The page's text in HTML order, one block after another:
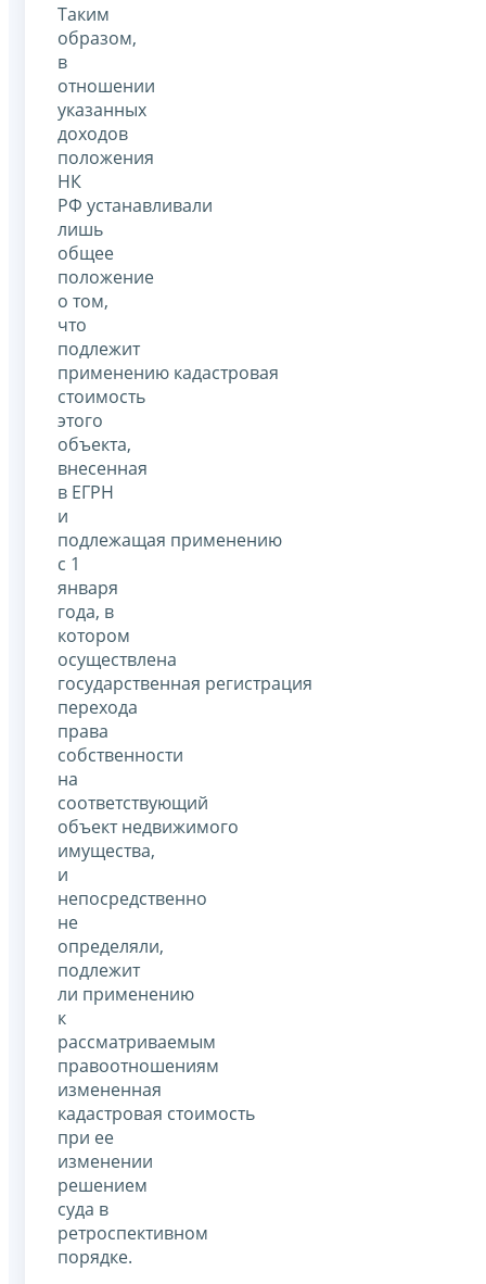
Таким
образом,
в
отношении
указанных
доходов
положения
НК
РФ устанавливали
лишь
общее
положение
о том,
что
подлежит
применению кадастровая
стоимость
этого
объекта,
внесенная
в ЕГРН
и
подлежащая применению
с 1
января
года, в
котором
осуществлена
государственная регистрация
перехода
права
собственности
на
соответствующий
объект недвижимого
имущества,
и
непосредственно
не
определяли,
подлежит
ли применению
к
рассматриваемым
правоотношениям
измененная
кадастровая стоимость
при ее
изменении
решением
суда в
ретроспективном
порядке.